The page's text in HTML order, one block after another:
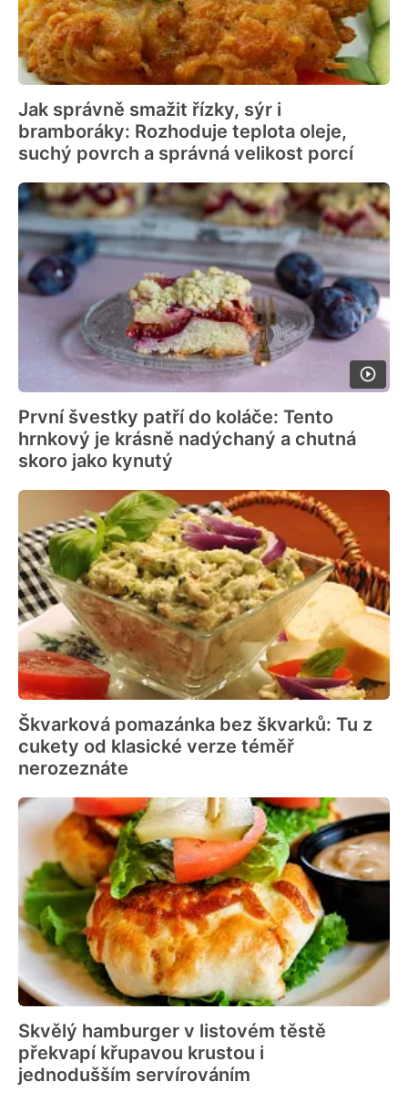
Jak správně smažit řízky, sýr i
bramboráky: Rozhoduje teplota oleje,
suchý povrch a správná velikost porcí
První švestky patří do koláče: Tento
hrnkový je krásně nadýchaný a chutná
skoro jako kynutý
Škvarková pomazánka bez škvarků: Tu z
cukety od klasické verze téměř
nerozeznáte
Skvělý hamburger v listovém těstě
překvapí křupavou krustou i
jednodušším servírováním